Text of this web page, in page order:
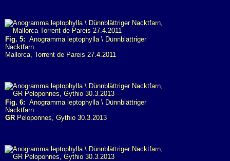
Fig. 5: Anogramma leptophylla \ Dünnblättriger
Nacktfarn
Mallorca, Torrent de Pareis 27.4.2011
Fig. 6: Anogramma leptophylla \ Dünnblättriger
Nacktfarn
GR Peloponnes, Gythio 30.3.2013